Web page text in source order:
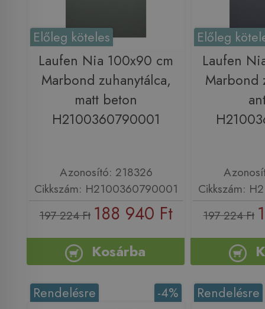
Előleg köteles
Laufen Nia 100x90 cm
Marbond zuhanytálca,
matt beton
H2100360790001
Azonosító: 218326
Cikkszám: H2100360790001
197 224 Ft 188 940 Ft
Kosárba
Előleg
Laufen
Marbond
Cikkszám:
197 224 Ft
-4%
Rendelésre Rendelésre